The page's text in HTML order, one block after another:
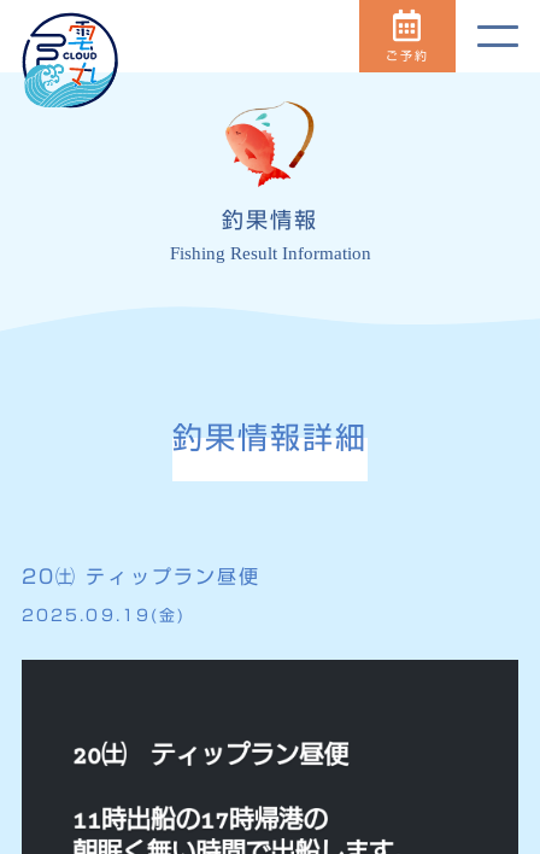
ご予約
釣果情報
Fishing Result Information
釣果情報詳細
20㈯ ティップラン昼便
2025.09.19(金)